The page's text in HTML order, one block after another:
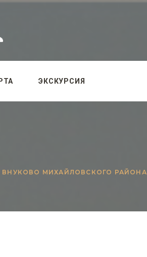
ЭКСКУРСИЯ
МИХАЙЛОВСКОГО РАЙОНА